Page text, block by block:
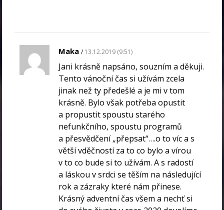
Maka 13.12.2019 (9:51)
Jani krásně napsáno, souzním a děkuji.
Tento vánoční čas si užívám zcela
jinak než ty předešlé a je mi v tom
krásně. Bylo však potřeba opustit
a propustit spoustu starého
nefunkčního, spoustu programů
a přesvědčení „přepsat“….o to víc a s
větší vděčností za to co bylo a vírou
v to co bude si to užívám. A s radostí
a láskou v srdci se těším na následující
rok a zázraky které nám přinese.
Krásný adventní čas všem a nechť si